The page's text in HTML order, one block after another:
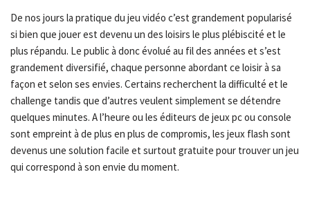
De nos jours la pratique du jeu vidéo c’est grandement popularisé
si bien que jouer est devenu un des loisirs le plus plébiscité et le
plus répandu. Le public à donc évolué au fil des années et s’est
grandement diversifié, chaque personne abordant ce loisir à sa
façon et selon ses envies. Certains recherchent la difficulté et le
challenge tandis que d’autres veulent simplement se détendre
quelques minutes. A l’heure ou les éditeurs de jeux pc ou console
sont empreint à de plus en plus de compromis, les jeux flash sont
devenus une solution facile et surtout gratuite pour trouver un jeu
qui correspond à son envie du moment.